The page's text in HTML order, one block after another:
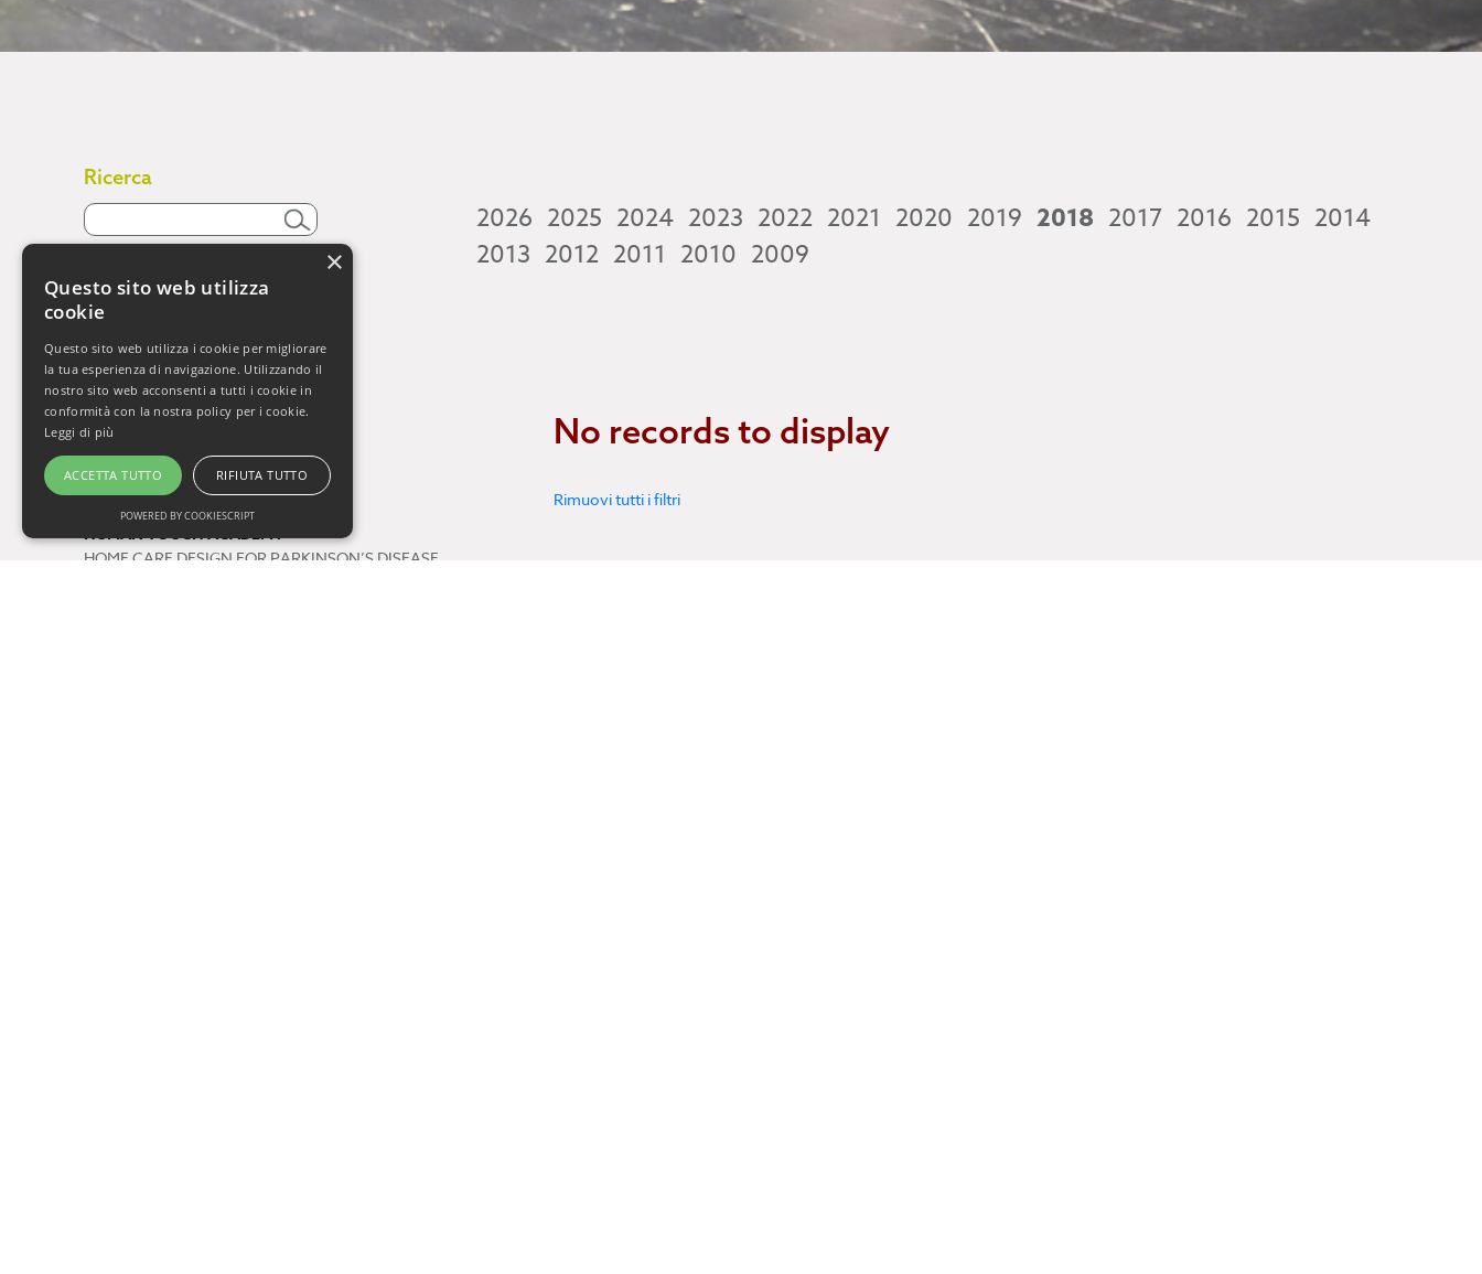
Ricerca
Attività
La Settimana del Cervello
Gli Orizzonti della Salute
Vivere Sani, Vivere Bene 2009-2019
Vivere Sani, Vivere Bene Online
Gli Appuntamenti della Salute
Il Respiro di Oxy.gen
Progetti
HUMAN TOUCH ACADEMY
HOME CARE DESIGN FOR PARKINSON’S DISEASE
2026 2025 2024 2023 2022 2021 2020 2019 2018 2017 2016 2015 2014
2013 2012 2011 2010 2009
No records to display
Rimuovi tutti i filtri
×
Questo sito web utilizza
cookie
Questo sito web utilizza i cookie per migliorare
la tua esperienza di navigazione. Utilizzando il
nostro sito web acconsenti a tutti i cookie in
conformità con la nostra policy per i cookie.
Leggi di più
ACCETTA TUTTO RIFIUTA TUTTO
POWERED BY COOKIESCRIPT